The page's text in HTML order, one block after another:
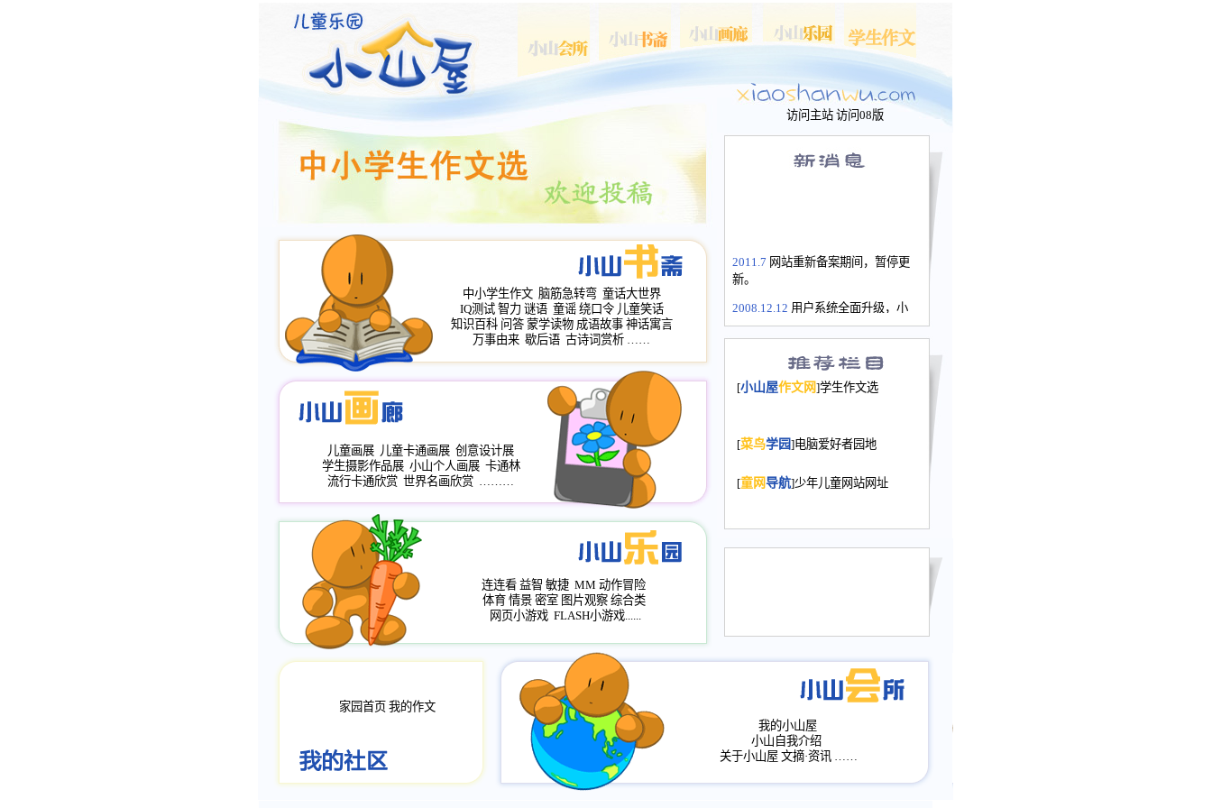
访问主站 访问08版
2011.7 网站重新备案期间，暂停更
新。
2008.12.12 用户系统全面升级，小
长会、家园网－个人空间，用户一
次注册全部通行。
2008.12.12家园网正式运行，域
年，2009版提前启用，小山屋全面
小山画廊均增加多个新栏目。。
评分、顶功能，作文宝典改版。
[小山屋作文网]学生作文选
[菜鸟学园]电脑爱好者园地
[童网导航]少年儿童网站网址
中小学生作文 脑筋急转弯 童话大世界
IQ测试 智力 谜语 童谣 绕口令 儿童笑话
知识百科 问答 蒙学读物 成语故事 神话寓言
万事由来 歇后语 古诗词赏析 ……
儿童画展 儿童卡通画展 创意设计展
学生摄影作品展 小山个人画展 卡通林
流行卡通欣赏 世界名画欣赏 ………
连连看 益智 敏捷 MM 动作冒险
体育 情景 密室 图片观察 综合类
网页小游戏 FLASH小游戏......
家园首页 我的作文
我的小山屋
小山自我介绍
关于小山屋 文摘·资讯 ……